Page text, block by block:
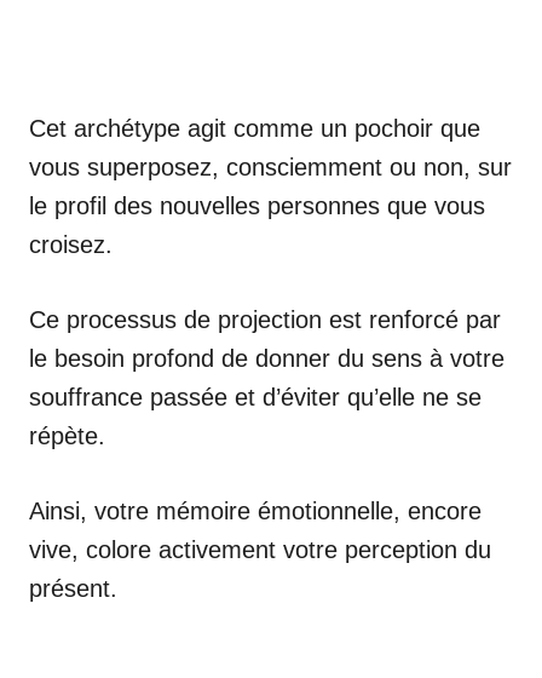
Cet archétype agit comme un pochoir que
vous superposez, consciemment ou non, sur
le profil des nouvelles personnes que vous
croisez.
Ce processus de projection est renforcé par
le besoin profond de donner du sens à votre
souffrance passée et d’éviter qu’elle ne se
répète.
Ainsi, votre mémoire émotionnelle, encore
vive, colore activement votre perception du
présent.